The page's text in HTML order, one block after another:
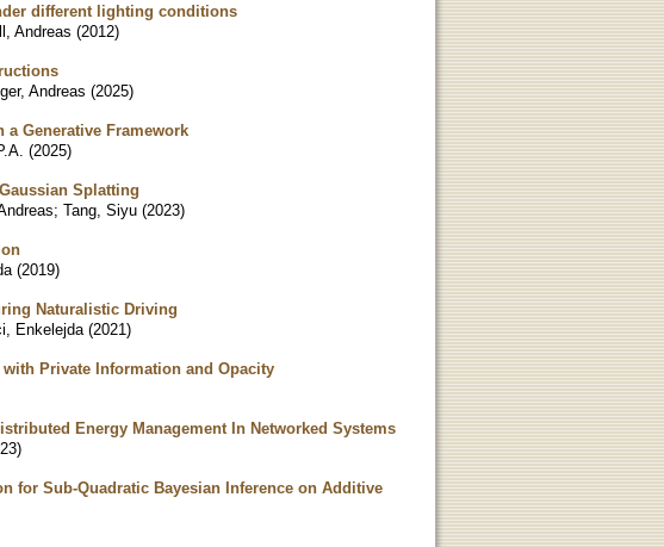
different lighting conditions
Andreas (2012)
Andreas (2025)
a Generative Framework
(2025)
Splatting
; Tang, Siyu (2023)
(2019)
Naturalistic Driving
Enkelejda (2021)
Private Information and Opacity
Energy Management In Networked Systems
)
for Sub-Quadratic Bayesian Inference on Additive